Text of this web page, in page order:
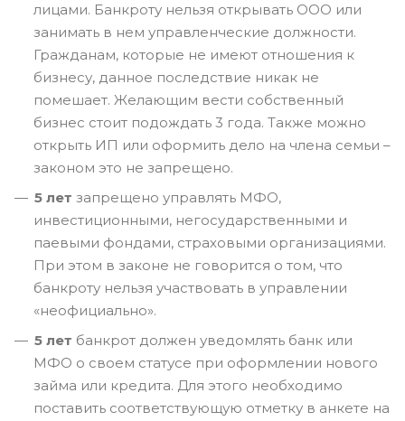
лицами. Банкроту нельзя открывать ООО или
занимать в нем управленческие должности.
Гражданам, которые не имеют отношения к
бизнесу, данное последствие никак не
помешает. Желающим вести собственный
бизнес стоит подождать 3 года. Также можно
открыть ИП или оформить дело на члена семьи –
законом это не запрещено.
5 лет запрещено управлять МФО,
инвестиционными, негосударственными и
паевыми фондами, страховыми организациями.
При этом в законе не говорится о том, что
банкроту нельзя участвовать в управлении
«неофициально».
5 лет банкрот должен уведомлять банк или
МФО о своем статусе при оформлении нового
займа или кредита. Для этого необходимо
поставить соответствующую отметку в анкете на